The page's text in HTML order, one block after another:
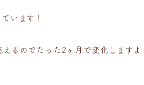
います！
るのでたった2ヶ月で変化します